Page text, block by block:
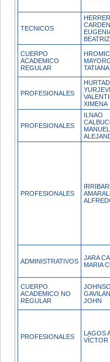
TECNICOS
BEATRIZ
CUERPO
ACADEMICO
REGULAR
HROMIC
PROFESIONALES
XIMENA
PROFESIONALES
ILNAO
MANUEL
PROFESIONALES
ADMINISTRATIVOS
JARA
MARIA
CUERPO
ACADEMICO NO
REGULAR
JOHN
PROFESIONALES
LAGOS
VÍCTOR